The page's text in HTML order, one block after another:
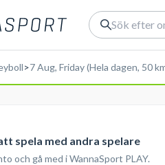
>7 Aug, Friday (Hela dagen, 50
spela med andra spelare
och gå med i WannaSport PLAY.